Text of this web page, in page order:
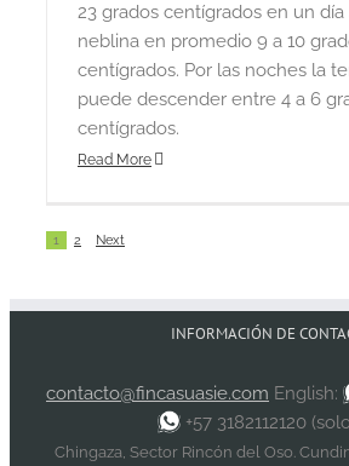
23 grados centígrados en un
neblina en promedio 9 a 10
centígrados. Por las noches la
puede descender entre 4 a 6
centígrados.
Read More
1 2 Next
INFORMACIÓN DE
contacto@fincasuasie.com English:
+57 3182112120
Chingaza, Sector Rincón del Oso.